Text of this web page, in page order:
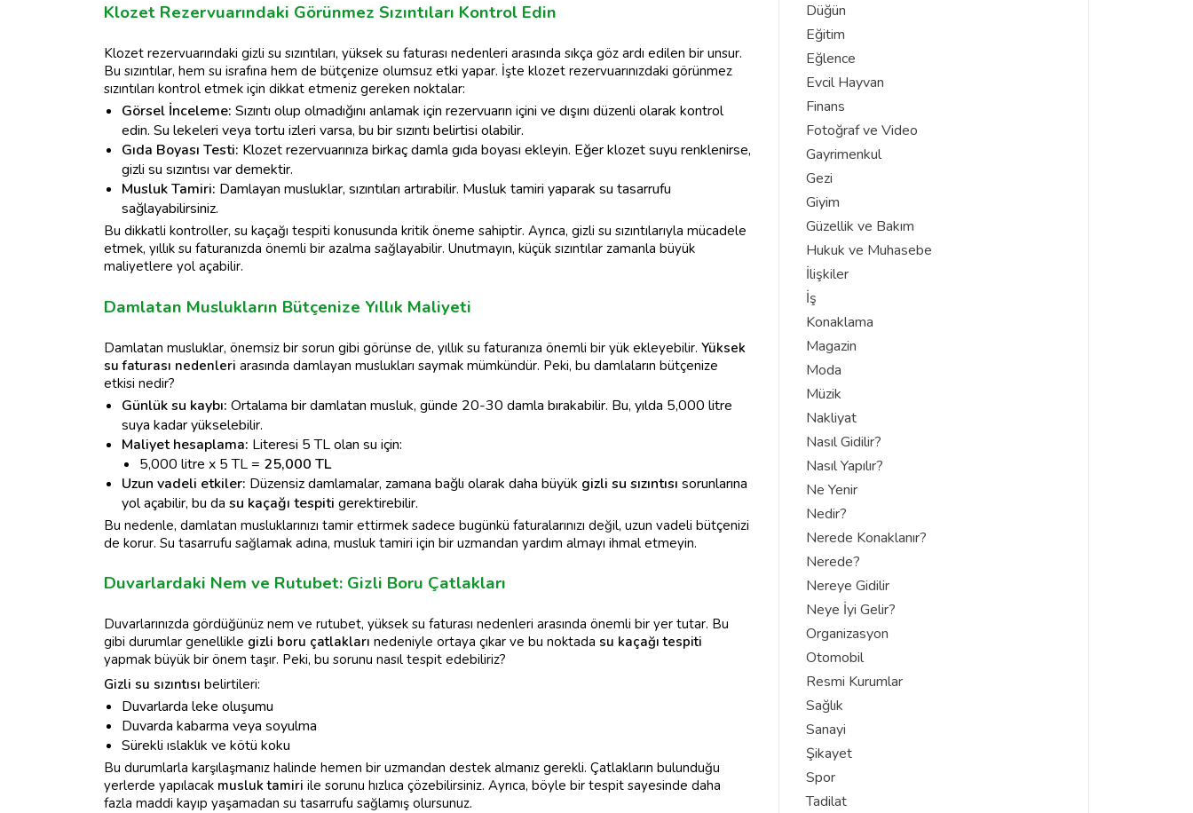
Klozet Rezervuarındaki Görünmez Sızıntıları Kontrol Edin
Klozet rezervuarındaki gizli su sızıntıları, yüksek su faturası nedenleri arasında sıkça göz ardı edilen bir unsur.
Bu sızıntılar, hem su israfına hem de bütçenize olumsuz etki yapar. İşte klozet rezervuarınızdaki görünmez
sızıntıları kontrol etmek için dikkat etmeniz gereken noktalar:
Görsel İnceleme: Sızıntı olup olmadığını anlamak için rezervuarın içini ve dışını düzenli olarak kontrol
edin. Su lekeleri veya tortu izleri varsa, bu bir sızıntı belirtisi olabilir.
Gıda Boyası Testi: Klozet rezervuarınıza birkaç damla gıda boyası ekleyin. Eğer klozet suyu renklenirse,
gizli su sızıntısı var demektir.
Musluk Tamiri: Damlayan musluklar, sızıntıları artırabilir. Musluk tamiri yaparak su tasarrufu
sağlayabilirsiniz.
Bu dikkatli kontroller, su kaçağı tespiti konusunda kritik öneme sahiptir. Ayrıca, gizli su sızıntılarıyla mücadele
etmek, yıllık su faturanızda önemli bir azalma sağlayabilir. Unutmayın, küçük sızıntılar zamanla büyük
maliyetlere yol açabilir.
Damlatan Muslukların Bütçenize Yıllık Maliyeti
Damlatan musluklar, önemsiz bir sorun gibi görünse de, yıllık su faturanıza önemli bir yük ekleyebilir. Yüksek
su faturası nedenleri arasında damlayan muslukları saymak mümkündür. Peki, bu damlaların bütçenize
etkisi nedir?
Günlük su kaybı: Ortalama bir damlatan musluk, günde 20-30 damla bırakabilir. Bu, yılda 5,000 litre
suya kadar yükselebilir.
Maliyet hesaplama: Literesi 5 TL olan su için:
5,000 litre x 5 TL = 25,000 TL
Uzun vadeli etkiler: Düzensiz damlamalar, zamana bağlı olarak daha büyük gizli su sızıntısı sorunlarına
yol açabilir, bu da su kaçağı tespiti gerektirebilir.
Bu nedenle, damlatan musluklarınızı tamir ettirmek sadece bugünkü faturalarınızı değil, uzun vadeli bütçenizi
de korur. Su tasarrufu sağlamak adına, musluk tamiri için bir uzmandan yardım almayı ihmal etmeyin.
Duvarlardaki Nem ve Rutubet: Gizli Boru Çatlakları
Duvarlarınızda gördüğünüz nem ve rutubet, yüksek su faturası nedenleri arasında önemli bir yer tutar. Bu
gibi durumlar genellikle gizli boru çatlakları nedeniyle ortaya çıkar ve bu noktada su kaçağı tespiti
yapmak büyük bir önem taşır. Peki, bu sorunu nasıl tespit edebiliriz?
Gizli su sızıntısı belirtileri:
Duvarlarda leke oluşumu
Duvarda kabarma veya soyulma
Sürekli ıslaklık ve kötü koku
Bu durumlarla karşılaşmanız halinde hemen bir uzmandan destek almanız gerekli. Çatlakların bulunduğu
yerlerde yapılacak musluk tamiri ile sorunu hızlıca çözebilirsiniz. Ayrıca, böyle bir tespit sayesinde daha
fazla maddi kayıp yaşamadan su tasarrufu sağlamış olursunuz.
Düğün
Eğitim
Eğlence
Evcil Hayvan
Finans
Fotoğraf ve Video
Gayrimenkul
Gezi
Giyim
Güzellik ve Bakım
Hukuk ve Muhasebe
İlişkiler
İş
Konaklama
Magazin
Moda
Müzik
Nakliyat
Nasıl Gidilir?
Nasıl Yapılır?
Ne Yenir
Nedir?
Nerede Konaklanır?
Nerede?
Nereye Gidilir
Neye İyi Gelir?
Organizasyon
Otomobil
Resmi Kurumlar
Sağlık
Sanayi
Şikayet
Spor
Tadilat